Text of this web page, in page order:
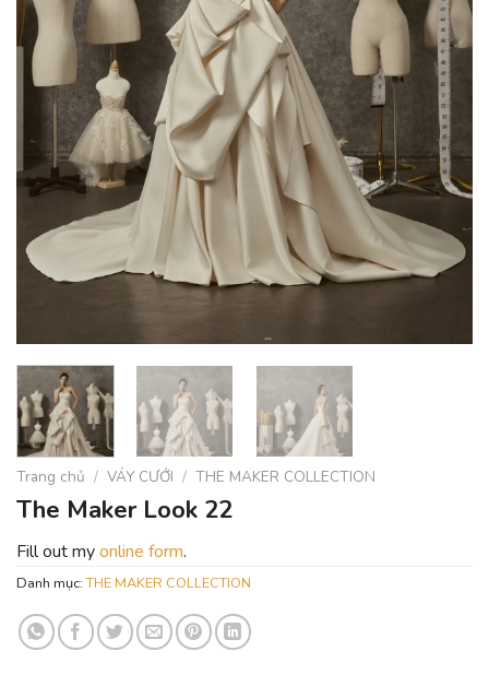
Trang chủ / VÁY CƯỚI / THE MAKER COLLECTION
The Maker Look 22
Fill out myonline form.
Danh mục:THE MAKER COLLECTION